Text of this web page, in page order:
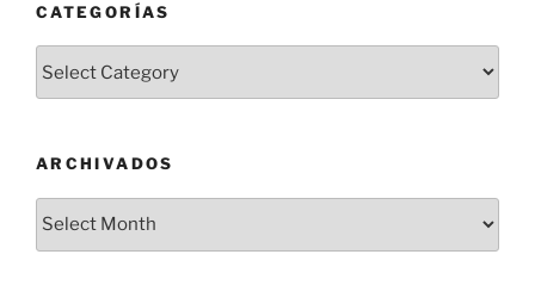
CATEGORÍAS
ARCHIVADOS
Archivados